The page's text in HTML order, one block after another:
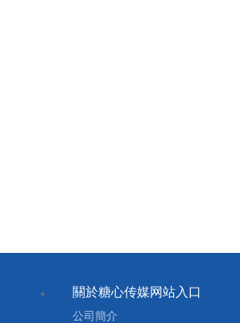
關於糖心传媒网站入口
公司簡介